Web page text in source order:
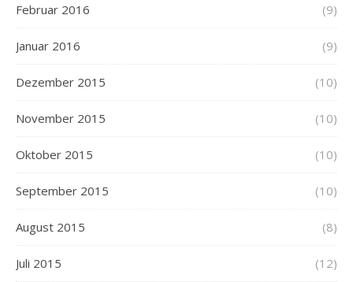
Februar 2016 (9)
Januar 2016 (9)
Dezember 2015 (10)
November 2015 (10)
Oktober 2015 (10)
September 2015 (10)
August 2015 (8)
Juli 2015 (12)